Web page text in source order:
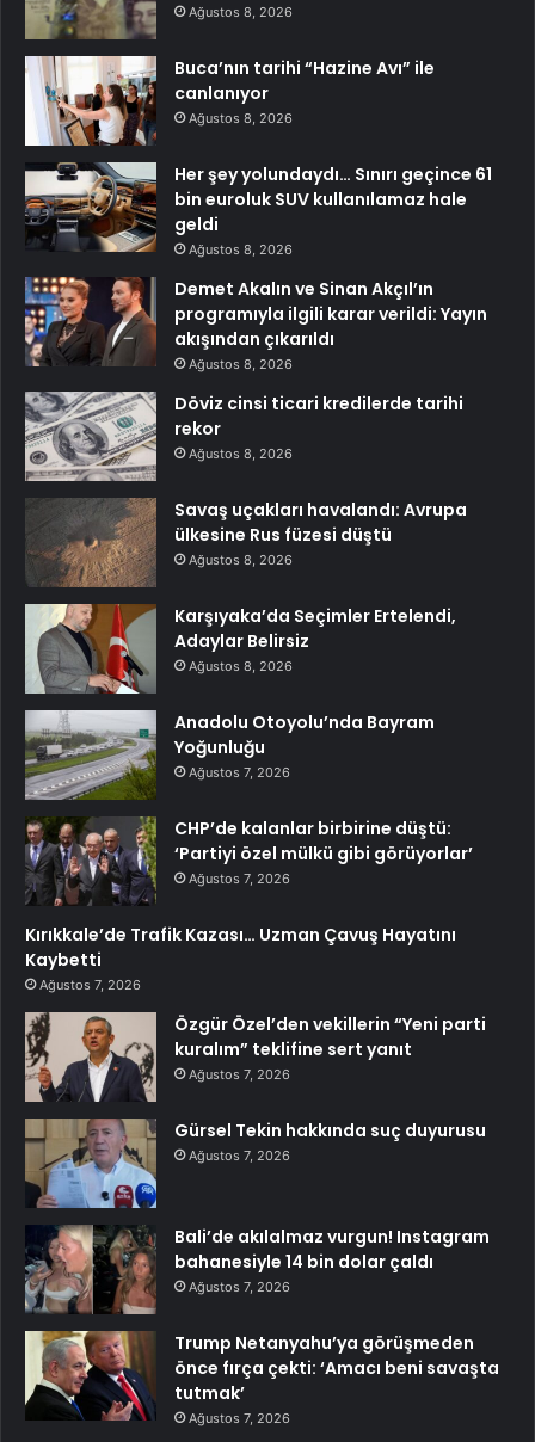
Ağustos 8, 2026
Buca’nın tarihi “Hazine Avı” ile
canlanıyor
Ağustos 8, 2026
Her şey yolundaydı… Sınırı geçince 61
bin euroluk SUV kullanılamaz hale
geldi
Ağustos 8, 2026
Demet Akalın ve Sinan Akçıl’ın
programıyla ilgili karar verildi: Yayın
akışından çıkarıldı
Ağustos 8, 2026
Döviz cinsi ticari kredilerde tarihi
rekor
Ağustos 8, 2026
Savaş uçakları havalandı: Avrupa
ülkesine Rus füzesi düştü
Ağustos 8, 2026
Karşıyaka’da Seçimler Ertelendi,
Adaylar Belirsiz
Ağustos 8, 2026
Anadolu Otoyolu’nda Bayram
Yoğunluğu
Ağustos 7, 2026
CHP’de kalanlar birbirine düştü:
‘Partiyi özel mülkü gibi görüyorlar’
Ağustos 7, 2026
Kırıkkale’de Trafik Kazası… Uzman Çavuş Hayatını
Kaybetti
Ağustos 7, 2026
Özgür Özel’den vekillerin “Yeni parti
kuralım” teklifine sert yanıt
Ağustos 7, 2026
Gürsel Tekin hakkında suç duyurusu
Ağustos 7, 2026
Bali’de akılalmaz vurgun! Instagram
bahanesiyle 14 bin dolar çaldı
Ağustos 7, 2026
Trump Netanyahu’ya görüşmeden
önce fırça çekti: ‘Amacı beni savaşta
tutmak’
Ağustos 7, 2026